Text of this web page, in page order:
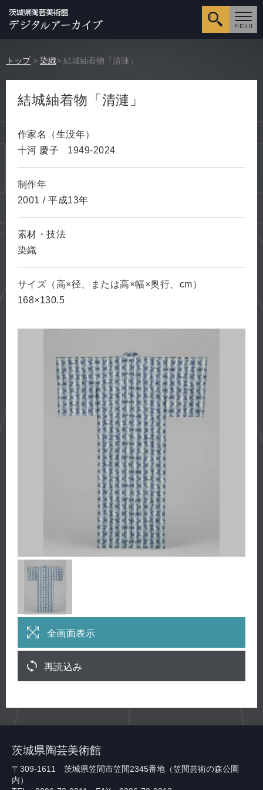
詳細検
トップ > 染織> 結城紬着物「清漣」
結城紬着物「清漣」
作家名（生没年）
十河 慶子
1949-2024
制作年
2001 / 平成13年
素材・技法
染織
サイズ（高×径、または高×幅×奥行、cm）
168×130.5
全画面表示
再読込み
茨城県陶芸美術館
〒309-1611 茨城県笠間市笠間2345番地（笠間芸術の森公園
内）